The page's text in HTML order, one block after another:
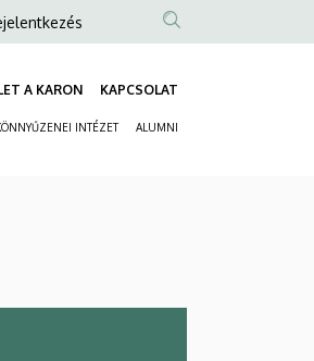
A KARON KAPCSOLAT
INTÉZET ALUMNI